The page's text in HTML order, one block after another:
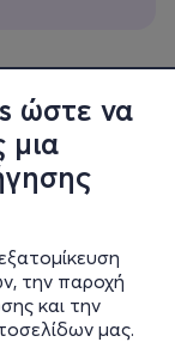
ώστε να
μια
την παροχή
και την
μας.